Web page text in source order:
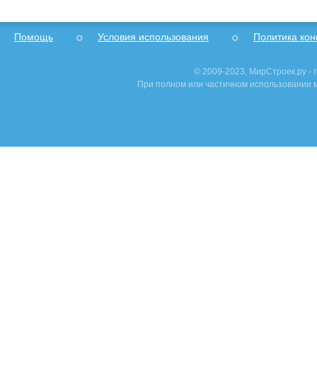
Помощь Условия использования Политика
© 2009-2023, МирСтроек.ру -
При полном или частичном использовании